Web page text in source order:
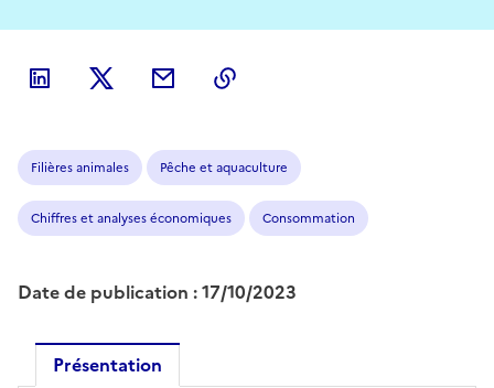
Filières animales Pêche et aquaculture
Chiffres et analyses économiques Consommation
Date de publication : 17/10/2023
Présentation